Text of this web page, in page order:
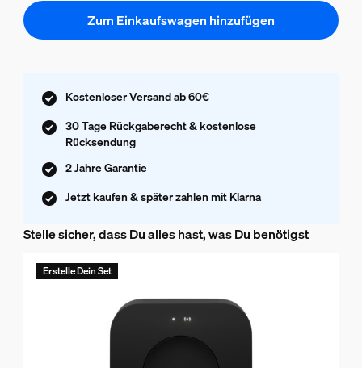
Zum Einkaufswagen hinzufügen
Kostenloser Versand ab 60€
30 Tage Rückgaberecht & kostenlose
Rücksendung
2 Jahre Garantie
Jetzt kaufen & später zahlen mit Klarna
Stelle sicher, dass Du alles hast, was Du benötigst
Erstelle Dein Set